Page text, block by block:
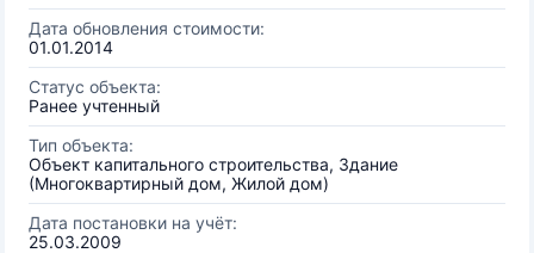
Дата обновления стоимости:
01.01.2014
Статус объекта:
Ранее учтенный
Тип объекта:
Объект капитального строительства, Здание
(Многоквартирный дом, Жилой дом)
Дата постановки на учёт:
25.03.2009